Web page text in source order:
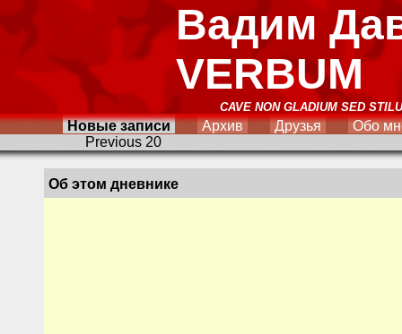
Вадим
VERBUM
CAVE NON GLADIUM SED
Новые записи Архив Друзья
Обо
Previous 20
Об этом дневнике